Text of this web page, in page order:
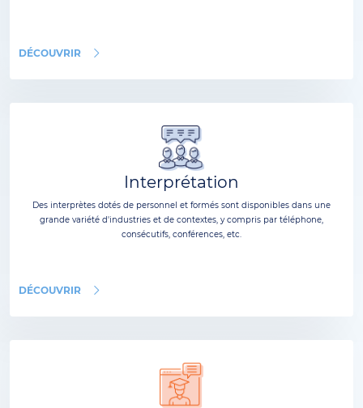
DÉCOUVRIR
Interprétation
Des interprètes dotés de personnel et formés sont disponibles dans une
grande variété d'industries et de contextes, y compris par téléphone,
consécutifs, conférences, etc.
DÉCOUVRIR